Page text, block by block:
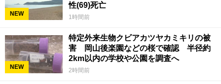
NEW
性(69)死亡
1時間前
NEW
特定外来生物クビアカツヤカミキリの被
害 岡山後楽園などの桜で確認 半径約
2km以内の学校や公園を調査へ
2時間前